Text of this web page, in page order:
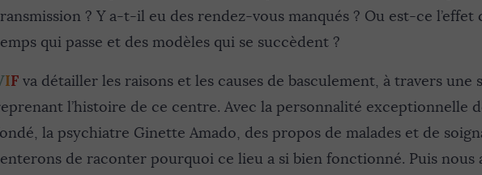
? Y a-t-il eu des rendez-vous manqués ? Ou est-ce l’effet
qui passe et des modèles qui se succèdent ?
IFva détailler les raisons et les causes de basculement, à travers une
l’histoire de ce centre. Avec la personnalité exceptionnelle
la psychiatre Ginette Amado, des propos de malades et de
de raconter pourquoi ce lieu a si bien fonctionné. Puis nous